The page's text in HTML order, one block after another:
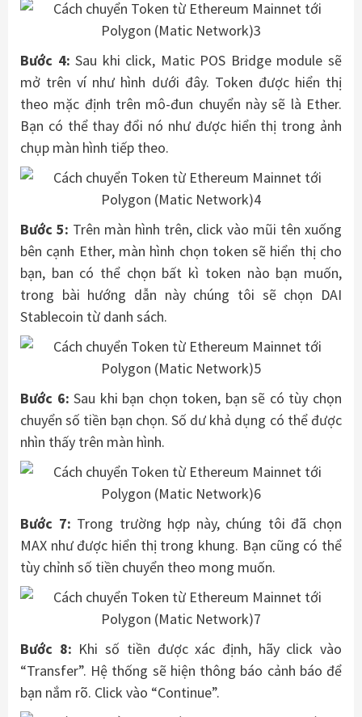
Bước 4:Sau khi click, Matic POS Bridge module sẽ
mở trên ví như hình dưới đây. Token được hiển thị
theo mặc định trên mô-đun chuyển này sẽ là Ether.
Bạn có thể thay đổi nó như được hiển thị trong ảnh
chụp màn hình tiếp theo.
Bước 5: Trên màn hình trên, click vào mũi tên xuống
bên cạnh Ether, màn hình chọn token sẽ hiển thị cho
bạn, ban có thể chọn bất kì token nào bạn muốn,
trong bài hướng dẫn này chúng tôi sẽ chọn DAI
Stablecoin từ danh sách.
Bước 6:Sau khi bạn chọn token, bạn sẽ có tùy chọn
chuyển số tiền bạn chọn. Số dư khả dụng có thể được
nhìn thấy trên màn hình.
Bước 7: Trong trường hợp này, chúng tôi đã chọn
MAX như được hiển thị trong khung. Bạn cũng có thể
tùy chỉnh số tiền chuyển theo mong muốn.
Bước 8: Khi số tiền được xác định, hãy click vào
“Transfer”. Hệ thống sẽ hiện thông báo cảnh báo để
bạn nắm rõ. Click vào “Continue”.